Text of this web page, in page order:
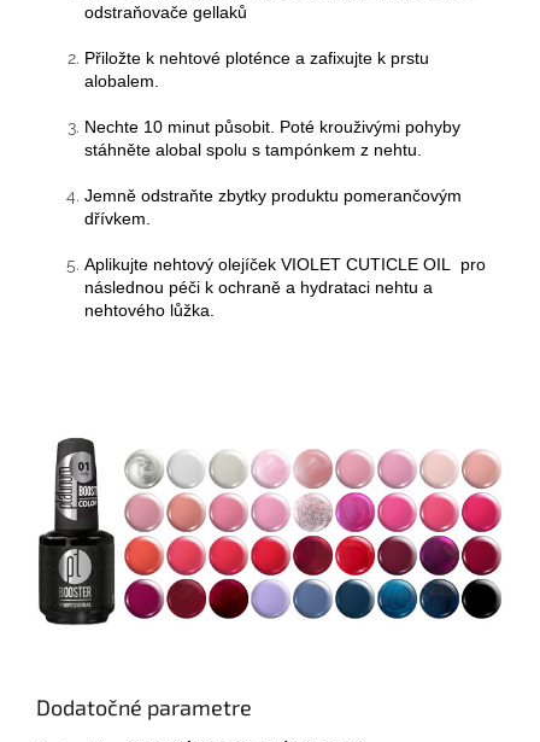
odstraňovače gellaků
Přiložte k nehtové ploténce a zafixujte k prstu
alobalem.
Nechte 10 minut působit. Poté krouživými pohyby
stáhněte alobal spolu s tampónkem z nehtu.
Jemně odstraňte zbytky produktu pomerančovým
dřívkem.
Aplikujte nehtový olejíček VIOLET CUTICLE OIL pro
následnou péči k ochraně a hydrataci nehtu a
nehtového lůžka.
Dodatočné parametre